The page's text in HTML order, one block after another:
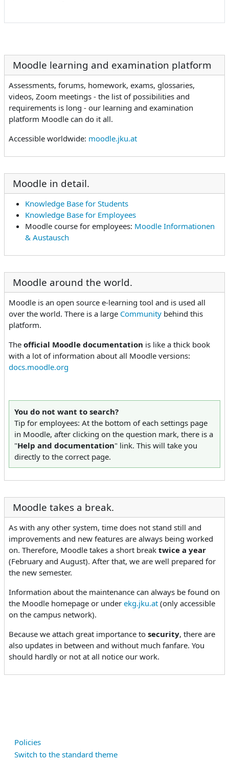
Moodle learning and examination platform
Assessments, forums, homework, exams, glossaries,
videos, Zoom meetings - the list of possibilities and
requirements is long - our learning and examination
platform Moodle can do it all.
Accessible worldwide: moodle.jku.at
Moodle in detail.
Knowledge Base for Students
Knowledge Base for Employees
Moodle course for employees: Moodle Informationen
& Austausch
Moodle around the world.
Moodle is an open source e-learning tool and is used all
over the world. There is a large Community behind this
platform.
The official Moodle documentation is like a thick book
with a lot of information about all Moodle versions:
docs.moodle.org
You do not want to search?
Tip for employees: At the bottom of each settings page
in Moodle, after clicking on the question mark, there is a
"Help and documentation" link. This will take you
directly to the correct page.
Moodle takes a break.
As with any other system, time does not stand still and
improvements and new features are always being worked
on. Therefore, Moodle takes a short break twice a year
(February and August). After that, we are well prepared for
the new semester.
Information about the maintenance can always be found on
the Moodle homepage or under ekg.jku.at (only accessible
on the campus network).
Because we attach great importance to security, there are
also updates in between and without much fanfare. You
should hardly or not at all notice our work.
Policies
Switch to the standard theme